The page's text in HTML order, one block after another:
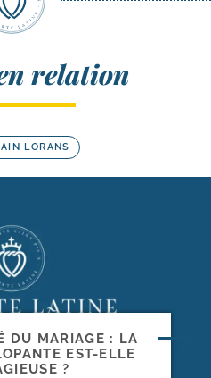
relation
LORANS
DU MARIAGE : LA
EST-​ELLE
?